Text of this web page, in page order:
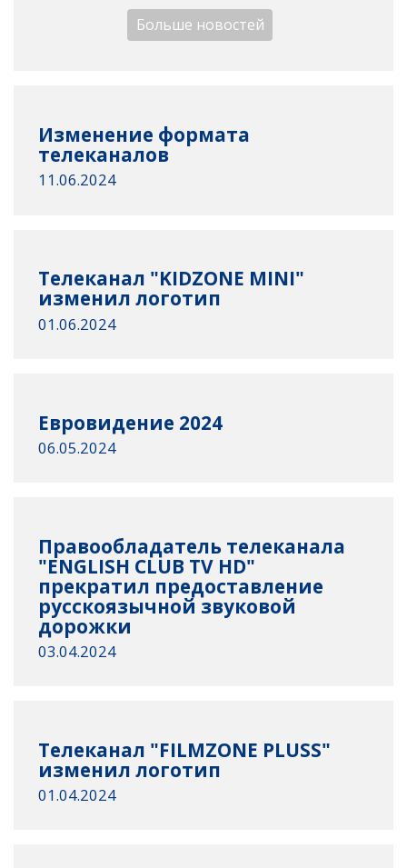
Больше новостей
Изменение формата
телеканалов
11.06.2024
Телеканал "KIDZONE MINI"
изменил логотип
01.06.2024
Евровидение 2024
06.05.2024
Правообладатель телеканала
"ENGLISH CLUB TV HD"
прекратил предоставление
русскоязычной звуковой
дорожки
03.04.2024
Телеканал "FILMZONE PLUSS"
изменил логотип
01.04.2024